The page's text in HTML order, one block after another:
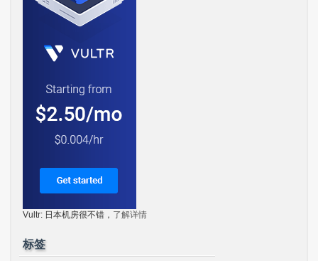
Vultr: 日本机房很不错， 了解详情
标签